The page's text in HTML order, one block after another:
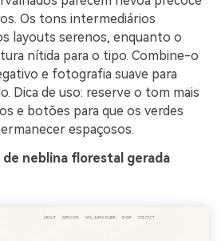
Os tons intermediários
layouts serenos, enquanto o
nítida para o tipo. Combine-o
e fotografia suave para
Dica de uso: reserve o tom mais
e botões para que os verdes
espaçosos.
de neblina florestal gerada